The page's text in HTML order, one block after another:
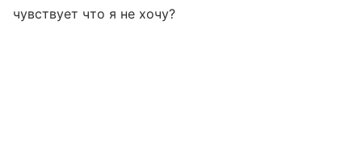
чувствует что я не хочу?